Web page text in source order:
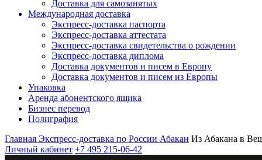
Доставка для самозанятых
Международная доставка
Экспресс-доставка паспорта
Экспресс-доставка аттестата
Экспресс-доставка свидетельства о рождении
Экспресс-доставка диплома
Доставка документов и писем в Европу
Доставка документов и писем из Европы
Упаковка
Аренда абонентского ящика
Бизнес перевод
Полиграфия
Главная Экспресс-доставка по России Абакан Из Абакана в
Личный кабинет +7 495 215-06-42